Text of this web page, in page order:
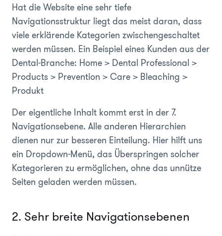
Hat die Website eine sehr tiefe
Navigationsstruktur liegt das meist daran, dass
viele erklärende Kategorien zwischengeschaltet
werden müssen. Ein Beispiel eines Kunden aus der
Dental-Branche: Home > Dental Professional >
Products > Prevention > Care > Bleaching >
Produkt
Der eigentliche Inhalt kommt erst in der 7.
Navigationsebene. Alle anderen Hierarchien
dienen nur zur besseren Einteilung. Hier hilft uns
ein Dropdown-Menü, das Überspringen solcher
Kategorieren zu ermöglichen, ohne das unnütze
Seiten geladen werden müssen.
2. Sehr breite Navigationsebenen